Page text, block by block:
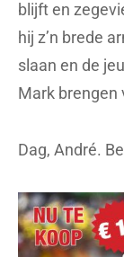
blijft en
hij z’n brede
slaan en de
Mark brengen
Dag, André.